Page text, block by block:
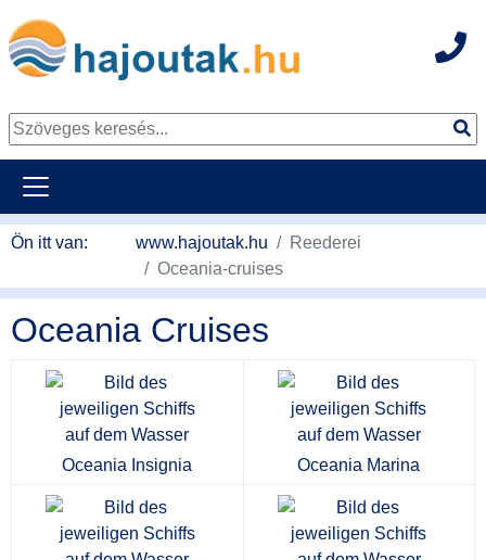
Ön itt van: www.hajoutak.hu
Reederei
Oceania-cruises
Oceania Cruises
Oceania Insignia Oceania Marina